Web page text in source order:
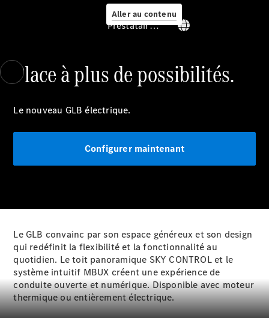
Aller au contenu
Prendre
vous à
Offre
digitale
Assistance
panne ou
d'accident
Roues &
pneus
Maintenance,
réparation et
garantie
Prestataire / Protection des données
Place à plus de possibilités.
Le nouveau GLB électrique.
Configurer maintenant
Le GLB convainc par son espace généreux et son design
qui redéfinit la flexibilité et la fonctionnalité au
quotidien. Le toit panoramique SKY CONTROL et le
système intuitif MBUX créent une expérience de
conduite ouverte et numérique. Disponible avec moteur
thermique ou entièrement électrique.